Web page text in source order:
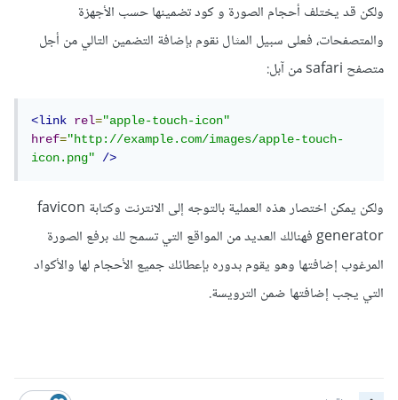
ولكن قد يختلف أحجام الصورة و كود تضمينها حسب الأجهزة
والمتصفحات، فعلى سبيل المثال نقوم بإضافة التضمين التالي من أجل
متصفح safari من آبل:
<link rel="apple-touch-icon"
href="http://example.com/images/apple-touch-
icon.png"
/>
ولكن يمكن اختصار هذه العملية بالتوجه إلى الانترنت وكتابة favicon
generator فهنالك العديد من المواقع التي تسمح لك برفع الصورة
المرغوب إضافتها وهو يقوم بدوره بإعطائك جميع الأحجام لها والأكواد
التي يجب إضافتها ضمن الترويسة.